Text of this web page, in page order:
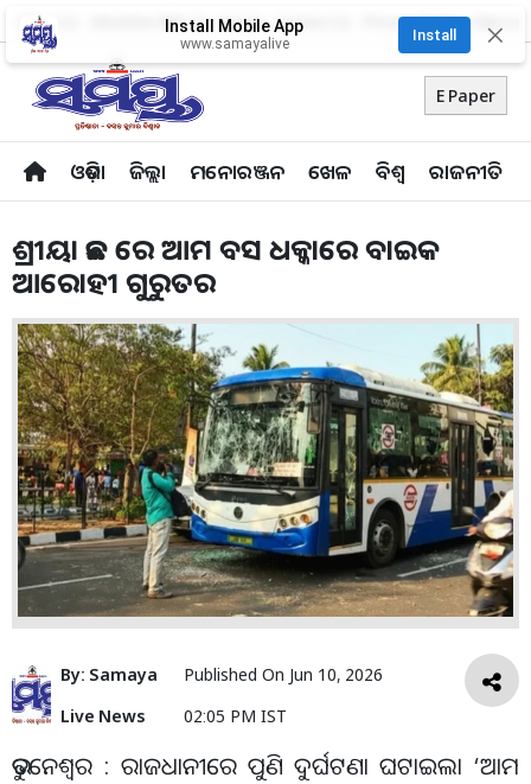
About Us Advertise With Us Career Contact Us Privacy Policy
E Paper
ଓଡ଼ିଶା ଜିଲ୍ଲା ମନୋରଞ୍ଜନ ଖେଳ ବିଶ୍ବ ରାଜନୀତି
Install Mobile App
www.samayalive
Install ✕
ଶ୍ରୀୟା ଛକ ରେ ଆମ ବସ ଧକ୍କାରେ ବାଇକ
ଆରୋହୀ ଗୁରୁତର
By: Samaya
Live News
Published On Jun 10, 2026
02:05 PM IST
ଭୁବନେଶ୍ୱର : ରାଜଧାନୀରେ ପୁଣି ଦୁର୍ଘଟଣା ଘଟାଇଲା ‘ଆମ